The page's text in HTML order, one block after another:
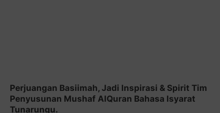
Perjuangan Basiimah, Jadi Inspirasi & Spirit Tim
Penyusunan Mushaf AlQuran Bahasa Isyarat
Tunarungu.